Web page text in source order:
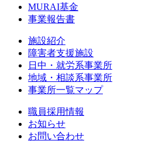
MURAI基金
事業報告書
施設紹介
障害者支援施設
日中・就労系事業所
地域・相談系事業所
事業所一覧マップ
職員採用情報
お知らせ
お問い合わせ